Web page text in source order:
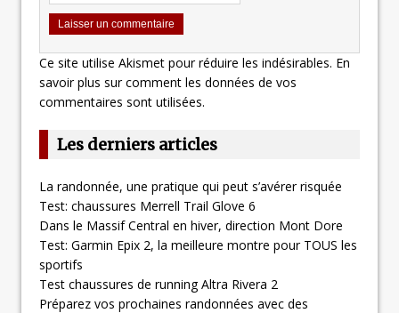
Ce site utilise Akismet pour réduire les indésirables. En
savoir plus sur comment les données de vos
commentaires sont utilisées.
Les derniers articles
La randonnée, une pratique qui peut s’avérer risquée
Test: chaussures Merrell Trail Glove 6
Dans le Massif Central en hiver, direction Mont Dore
Test: Garmin Epix 2, la meilleure montre pour TOUS les
sportifs
Test chaussures de running Altra Rivera 2
Préparez vos prochaines randonnées avec des